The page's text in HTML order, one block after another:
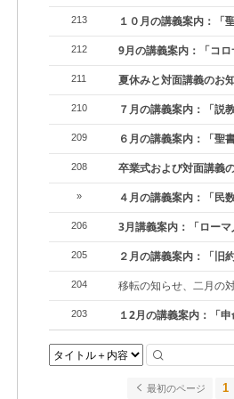
213 １０月の講義案内：「
212 9月の講義案内：「コ
211 夏休みと対面講義のお
210 ７月の講義案内：「説
209 ６月の講義案内：「聖
208 卒業式および対面講義
» ４月の講義案内：「民
206 3月講義案内：「ロー
205 ２月の講義案内：「旧
204 移転の知らせ、二月の
203 １2月の講義案内：「
最初のページ 1